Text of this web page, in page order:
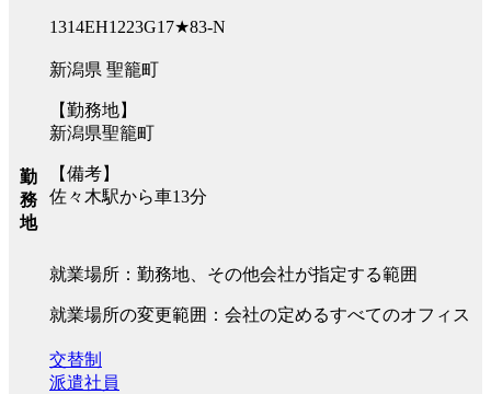
1314EH1223G17★83-N
勤
務
地
新潟県 聖籠町
【勤務地】
新潟県聖籠町
【備考】
佐々木駅から車13分
就業場所：勤務地、その他会社が指定する範囲
就業場所の変更範囲：会社の定めるすべてのオフィス
交替制
派遣社員